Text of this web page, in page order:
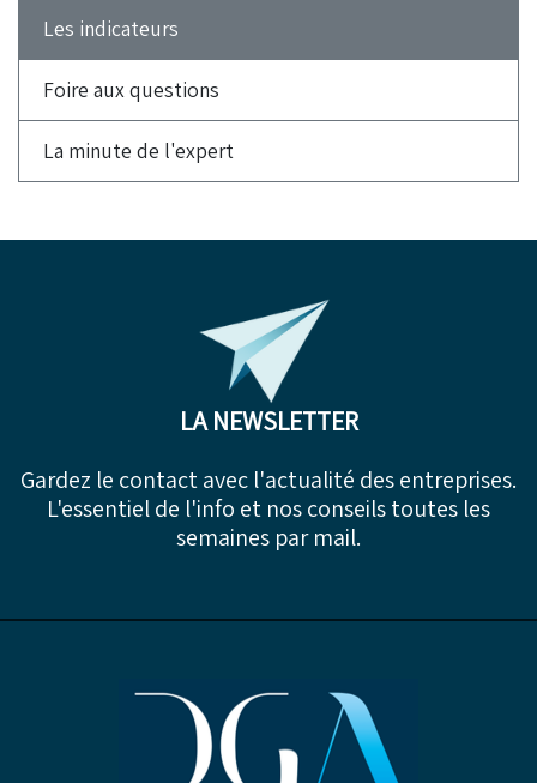
Les indicateurs
Foire aux questions
La minute de l'expert
LA NEWSLETTER
Gardez le contact avec l'actualité des entreprises.
L'essentiel de l'info et nos conseils toutes les
semaines par mail.